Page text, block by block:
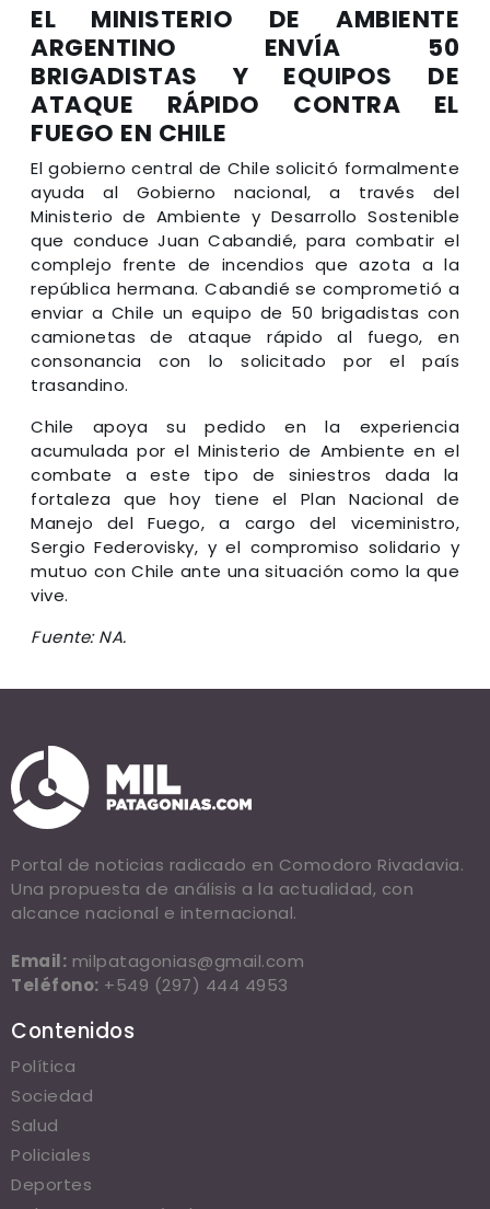
EL MINISTERIO DE AMBIENTE
ARGENTINO ENVÍA 50
BRIGADISTAS Y EQUIPOS DE
ATAQUE RÁPIDO CONTRA EL
FUEGO EN CHILE
El gobierno central de Chile solicitó formalmente
ayuda al Gobierno nacional, a través del
Ministerio de Ambiente y Desarrollo Sostenible
que conduce Juan Cabandié, para combatir el
complejo frente de incendios que azota a la
república hermana. Cabandié se comprometió a
enviar a Chile un equipo de 50 brigadistas con
camionetas de ataque rápido al fuego, en
consonancia con lo solicitado por el país
trasandino.
Chile apoya su pedido en la experiencia
acumulada por el Ministerio de Ambiente en el
combate a este tipo de siniestros dada la
fortaleza que hoy tiene el Plan Nacional de
Manejo del Fuego, a cargo del viceministro,
Sergio Federovisky, y el compromiso solidario y
mutuo con Chile ante una situación como la que
vive.
Fuente: NA.
Portal de noticias radicado en Comodoro Rivadavia.
Una propuesta de análisis a la actualidad, con
alcance nacional e internacional.
Email: milpatagonias@gmail.com
Teléfono: +549 (297) 444 4953
Contenidos
Política
Sociedad
Salud
Policiales
Deportes